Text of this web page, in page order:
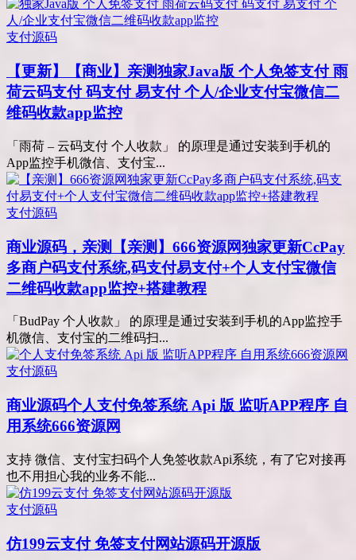
支付源码
【更新】【商业】亲测独家Java版 个人免签支付 雨
荷云码支付 码支付 易支付 个人/企业支付宝微信二
维码收款app监控
「雨荷 – 云码支付 个人收款」 的原理是通过安装到手机的
App监控手机微信、支付宝...
支付源码
商业源码，亲测
【亲测】666资源网独家更新CcPay
多商户码支付系统,码支付易支付+个人支付宝微信
二维码收款app监控+搭建教程
「BudPay 个人收款」 的原理是通过安装到手机的App监控手
机微信、支付宝的二维码扫...
支付源码
商业源码个人支付免签系统 Api 版 监听APP程序 自
用系统666资源网
支持 微信、支付宝扫码个人免签收款Api系统，有了它对接再
也不用担心我的业务不能...
支付源码
仿199云支付 免签支付网站源码开源版